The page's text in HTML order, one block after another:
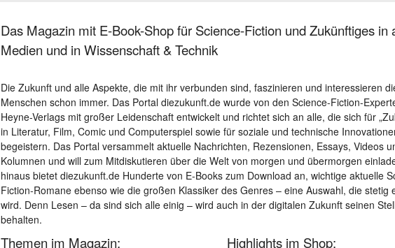
Das Magazin mit E-Book-Shop für Science-Fiction und Zukünftiges in
Medien und in Wissenschaft & Technik
Die Zukunft und alle Aspekte, die mit ihr verbunden sind, faszinieren und interessieren
Menschen schon immer. Das Portal diezukunft.de wurde von den Science-Fiction-
Heyne-Verlags mit großer Leidenschaft entwickelt und richtet sich an alle, die sich für
in Literatur, Film, Comic und Computerspiel sowie für soziale und technische
begeistern. Das Portal versammelt aktuelle Nachrichten, Rezensionen, Essays, Videos
Kolumnen und will zum Mitdiskutieren über die Welt von morgen und übermorgen
hinaus bietet diezukunft.de Hunderte von E-Books zum Download an, wichtige aktuelle
Fiction-Romane ebenso wie die großen Klassiker des Genres – eine Auswahl, die stetig
wird. Denn Lesen – da sind sich alle einig – wird auch in der digitalen Zukunft seinen
behalten.
Themen im Magazin: Highlights im Shop: